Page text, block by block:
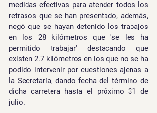
medidas efectivas para atender todos los
retrasos que se han presentado, además,
negó que se hayan detenido los trabajos
en los 28 kilómetros que 'se les ha
permitido trabajar' destacando que
existen 2.7 kilómetros en los que no se ha
podido intervenir por cuestiones ajenas a
la Secretaría, dando fecha del término de
dicha carretera hasta el próximo 31 de
julio.